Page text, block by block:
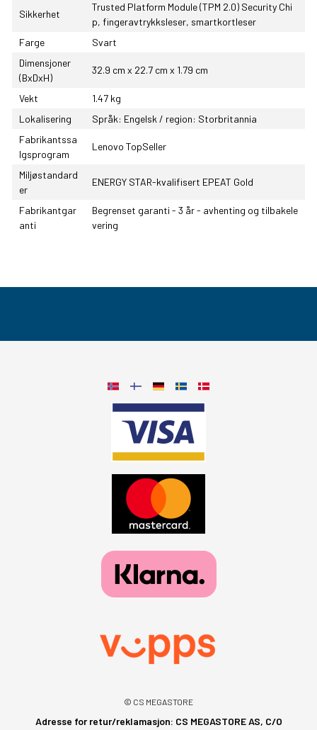
Sikkerhet
Trusted Platform Module (TPM 2.0) Security Chi
p, fingeravtrykksleser, smartkortleser
Farge
Svart
Dimensjoner
(BxDxH)
32.9 cm x 22.7 cm x 1.79 cm
Vekt
1.47 kg
Lokalisering
Språk: Engelsk / region: Storbritannia
Fabrikantssa
lgsprogram
Lenovo TopSeller
Miljøstandard
er
ENERGY STAR-kvalifisert EPEAT Gold
Fabrikantgar
anti
Begrenset garanti - 3 år - avhenting og tilbakele
vering
© CS MEGASTORE
Adresse for retur/reklamasjon: CS MEGASTORE AS, C/O